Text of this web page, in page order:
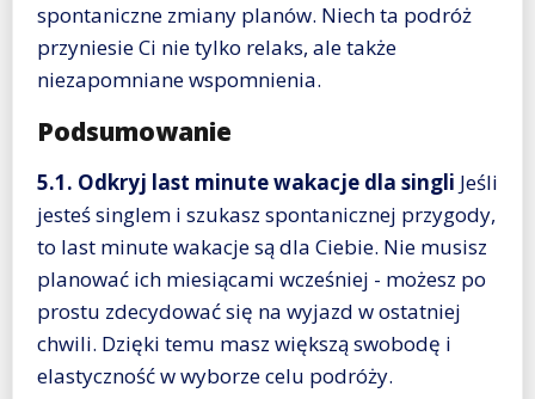
spontaniczne zmiany planów. Niech ta podróż
przyniesie Ci nie tylko relaks, ale także
niezapomniane wspomnienia.
Podsumowanie
5.1. Odkryj last minute wakacje dla singli Jeśli
jesteś singlem i szukasz spontanicznej przygody,
to last minute wakacje są dla Ciebie. Nie musisz
planować ich miesiącami wcześniej - możesz po
prostu zdecydować się na wyjazd w ostatniej
chwili. Dzięki temu masz większą swobodę i
elastyczność w wyborze celu podróży.